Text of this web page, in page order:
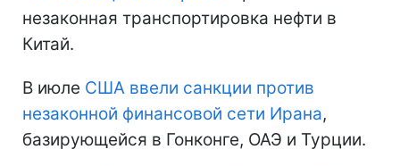
незаконная транспортировка нефти в
Китай.
В июле США ввели санкции против
незаконной финансовой сети Ирана,
базирующейся в Гонконге, ОАЭ и Турции.